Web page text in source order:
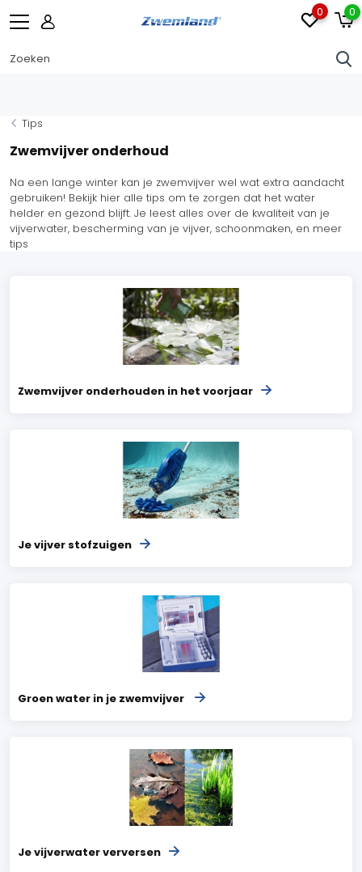
0 0
Tips
Zwemvijver onderhoud
Na een lange winter kan je zwemvijver wel wat extra aandacht
gebruiken! Bekijk hier alle tips om te zorgen dat het water
helder en gezond blijft. Je leest alles over de kwaliteit van je
vijverwater, bescherming van je vijver, schoonmaken, en meer
tips
Zwemvijver onderhouden in het voorjaar
Je vijver stofzuigen
Groen water in je zwemvijver
Je vijverwater verversen